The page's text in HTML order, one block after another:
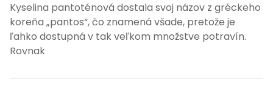
Kyselina pantoténová dostala svoj názov z gréckeho
koreňa „pantos“, čo znamená všade, pretože je
ľahko dostupná v tak veľkom množstve potravín.
Rovnak